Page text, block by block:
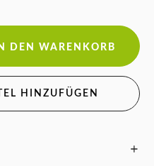
Wert ein oder benutze die
DEN WARENKORB
HINZUFÜGEN